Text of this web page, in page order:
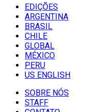
EDIÇÕES
ARGENTINA
BRASIL
CHILE
GLOBAL
MÉXICO
PERU
US ENGLISH
SOBRE NÓS
STAFF